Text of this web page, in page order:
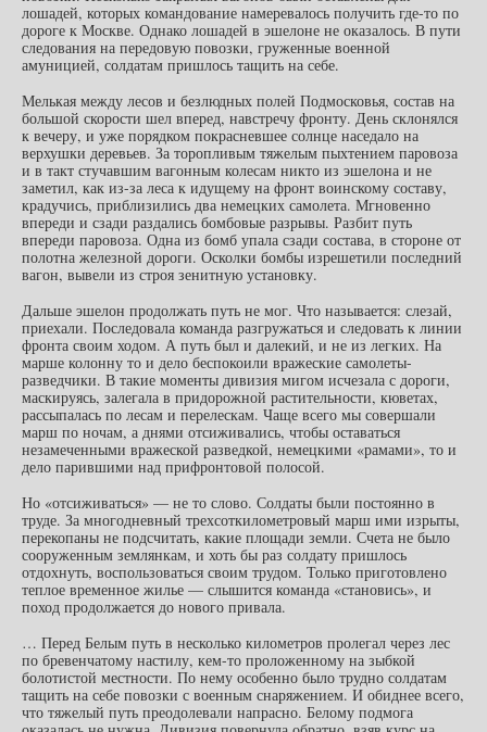
лошадей, которых командование намеревалось получить где-то по
дороге к Москве. Однако лошадей в эшелоне не оказалось. В пути
следования на передовую повозки, груженные военной
амуницией, солдатам пришлось тащить на себе.
Мелькая между лесов и безлюдных полей Подмосковья, состав на
большой скорости шел вперед, навстречу фронту. День склонялся
к вечеру, и уже порядком покрасневшее солнце наседало на
верхушки деревьев. За торопливым тяжелым пыхтением паровоза
и в такт стучавшим вагонным колесам никто из эшелона и не
заметил, как из-за леса к идущему на фронт воинскому составу,
крадучись, приблизились два немецких самолета. Мгновенно
впереди и сзади раздались бомбовые разрывы. Разбит путь
впереди паровоза. Одна из бомб упала сзади состава, в стороне от
полотна железной дороги. Осколки бомбы изрешетили последний
вагон, вывели из строя зенитную установку.
Дальше эшелон продолжать путь не мог. Что называется: слезай,
приехали. Последовала команда разгружаться и следовать к линии
фронта своим ходом. А путь был и далекий, и не из легких. На
марше колонну то и дело беспокоили вражеские самолеты-
разведчики. В такие моменты дивизия мигом исчезала с дороги,
маскируясь, залегала в придорожной растительности, кюветах,
рассыпалась по лесам и перелескам. Чаще всего мы совершали
марш по ночам, а днями отсиживались, чтобы оставаться
незамеченными вражеской разведкой, немецкими «рамами», то и
дело парившими над прифронтовой полосой.
Но «отсиживаться» — не то слово. Солдаты были постоянно в
труде. За многодневный трехсоткилометровый марш ими изрыты,
перекопаны не подсчитать, какие площади земли. Счета не было
сооруженным землянкам, и хоть бы раз солдату пришлось
отдохнуть, воспользоваться своим трудом. Только приготовлено
теплое временное жилье — слышится команда «становись», и
поход продолжается до нового привала.
… Перед Белым путь в несколько километров пролегал через лес
по бревенчатому настилу, кем-то проложенному на зыбкой
болотистой местности. По нему особенно было трудно солдатам
тащить на себе повозки с военным снаряжением. И обиднее всего,
что тяжелый путь преодолевали напрасно. Белому подмога